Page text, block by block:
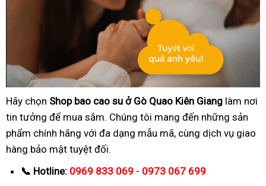
Hãy chọn Shop bao cao su ở Gò Quao Kiên Giang làm nơi
tin tưởng để mua sắm. Chúng tôi mang đến những sản
phẩm chính hãng với đa dạng mẫu mã, cùng dịch vụ giao
hàng bảo mật tuyệt đối.
📞 Hotline: 0969 833 069 - 0973 067 699